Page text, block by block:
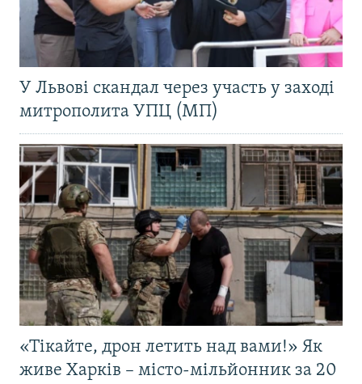
У Львові скандал через участь у заході
митрополита УПЦ (МП)
«Тікайте, дрон летить над вами!» Як
живе Харків – місто-мільйонник за 20